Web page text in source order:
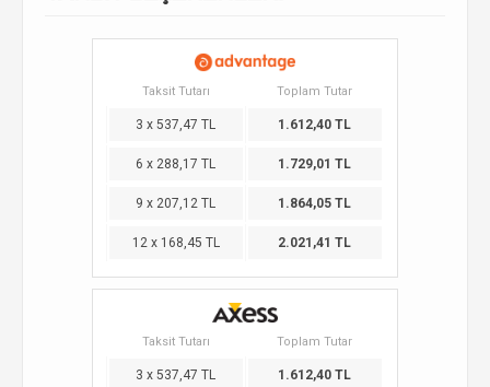
Taksit Tutarı Toplam Tutar
3 x 537,47 TL 1.612,40 TL
6 x 288,17 TL 1.729,01 TL
9 x 207,12 TL 1.864,05 TL
12 x 168,45 TL 2.021,41 TL
Taksit Tutarı Toplam Tutar
3 x 537,47 TL 1.612,40 TL